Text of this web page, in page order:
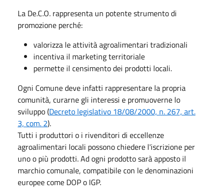
La De.C.O. rappresenta un potente strumento di
promozione perché:
valorizza le attività agroalimentari tradizionali
incentiva il marketing territoriale
permette il censimento dei prodotti locali.
Ogni Comune deve infatti rappresentare la propria
comunità, curarne gli interessi e promuoverne lo
sviluppo (Decreto legislativo 18/08/2000, n. 267, art.
3, com. 2).
Tutti i produttori o i rivenditori di eccellenze
agroalimentari locali possono chiedere l'iscrizione per
uno o più prodotti. Ad ogni prodotto sarà apposto il
marchio comunale, compatibile con le denominazioni
europee come DOP o IGP.